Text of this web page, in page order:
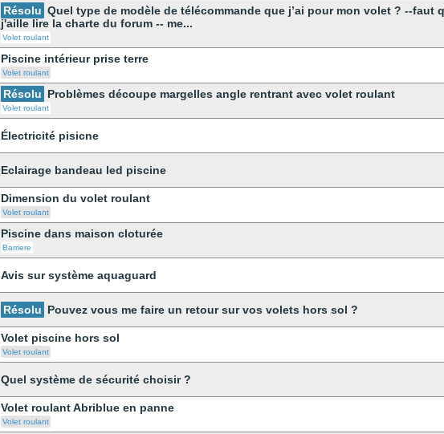
Résolu Quel type de modèle de télécommande que j’ai pour mon volet ? --faut
j'aille lire la charte du forum -- me...
Volet roulant
Piscine intérieur prise terre
Volet roulant
Résolu Problèmes découpe margelles angle rentrant avec volet roulant
Volet roulant
Électricité pisicne
Eclairage bandeau led piscine
Dimension du volet roulant
Volet roulant
Piscine dans maison cloturée
Barriere
Avis sur système aquaguard
Résolu Pouvez vous me faire un retour sur vos volets hors sol ?
Volet piscine hors sol
Volet roulant
Quel système de sécurité choisir ?
Volet roulant Abriblue en panne
Volet roulant